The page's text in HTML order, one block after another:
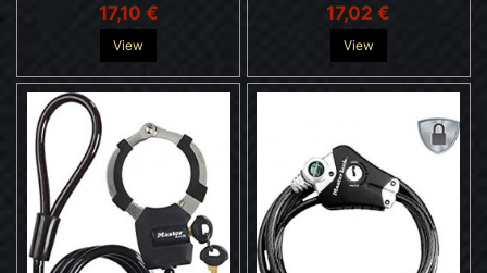
17,10 €
View
17,02 €
View